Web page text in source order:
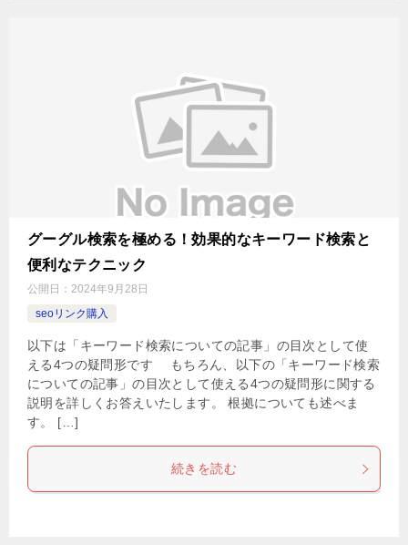
グーグル検索を極める！効果的なキーワード検索と
便利なテクニック
公開日： 2024年9月28日
seoリンク購入
以下は「キーワード検索についての記事」の目次として使
える4つの疑問形です もちろん、以下の「キーワード検索
についての記事」の目次として使える4つの疑問形に関する
説明を詳しくお答えいたします。 根拠についても述べま
す。 […]
続きを読む